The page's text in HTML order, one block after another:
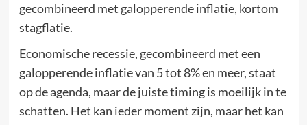
gecombineerd met galopperende inflatie, kortom
stagflatie.
Economische recessie, gecombineerd met een
galopperende inflatie van 5 tot 8% en meer, staat
op de agenda, maar de juiste timing is moeilijk in te
schatten. Het kan ieder moment zijn, maar het kan